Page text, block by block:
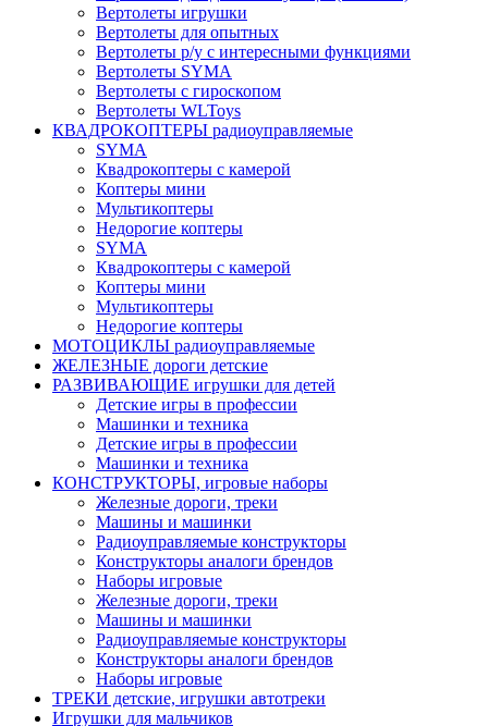
Вертолеты игрушки
Вертолеты для опытных
Вертолеты р/у с интересными функциями
Вертолеты SYMA
Вертолеты с гироскопом
Вертолеты WLToys
КВАДРОКОПТЕРЫ радиоуправляемые
SYMA
Квадрокоптеры с камерой
Коптеры мини
Мультикоптеры
Недорогие коптеры
SYMA
Квадрокоптеры с камерой
Коптеры мини
Мультикоптеры
Недорогие коптеры
МОТОЦИКЛЫ радиоуправляемые
ЖЕЛЕЗНЫЕ дороги детские
РАЗВИВАЮЩИЕ игрушки для детей
Детские игры в профессии
Машинки и техника
Детские игры в профессии
Машинки и техника
КОНСТРУКТОРЫ, игровые наборы
Железные дороги, треки
Машины и машинки
Радиоуправляемые конструкторы
Конструкторы аналоги брендов
Наборы игровые
Железные дороги, треки
Машины и машинки
Радиоуправляемые конструкторы
Конструкторы аналоги брендов
Наборы игровые
ТРЕКИ детские, игрушки автотреки
Игрушки для мальчиков